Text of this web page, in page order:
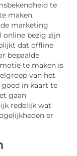
te
maken.
marketing
online bezig zijn
dat offline
bepaalde
te maken is
van het
in kaart te
gaan
redelijk wat
er